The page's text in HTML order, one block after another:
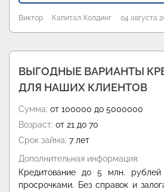
Виктор Капитал Холдинг 04 августа
ВЫГОДНЫЕ ВАРИАНТЫ
ДЛЯ НАШИХ КЛИЕНТОВ
Сумма: от 100000 до 5000000
Возраст: от 21 до 70
Срок займа: 7 лет
Дополнительная информация:
Кредитование до 5 млн.
просрочками. Без справок и